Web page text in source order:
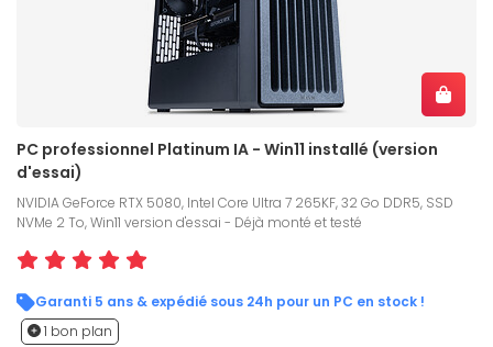
PC professionnel Platinum IA - Win11 installé (version
d'essai)
NVIDIA GeForce RTX 5080, Intel Core Ultra 7 265KF, 32 Go DDR5, SSD
NVMe 2 To, Win11 version d'essai - Déjà monté et testé
Garanti 5 ans & expédié sous 24h pour un PC en stock !
1 bon plan